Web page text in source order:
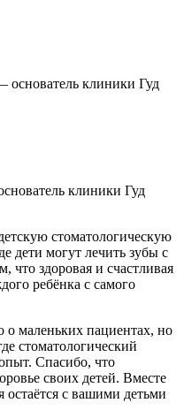
клиники Гуд
стоматологическую
дети могут лечить зубы с
что здоровая и счастливая
ребёнка с самого
о маленьких пациентах, но
стоматологический
Спасибо, что
своих детей. Вместе
остаётся с вашими детьми